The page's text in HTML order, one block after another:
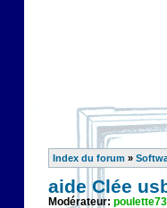
Index du forum »
aide Clée
Modérateur: poulette73